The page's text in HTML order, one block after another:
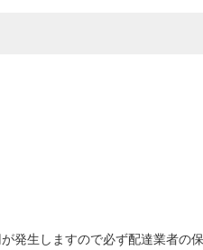
発生しますので必ず配達業者の